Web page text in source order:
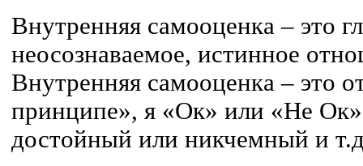
Внутренняя самооценка – это
неосознаваемое, истинное
Внутренняя самооценка – это
принципе», я «Ок» или «Не
достойный или никчемный и